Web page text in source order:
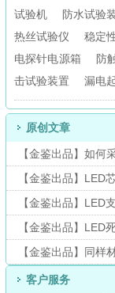
试验机
防水试验
热丝试验仪
稳定
电探针电源箱
防
击试验装置
漏电
原创文章
【金鉴出品】如何
【金鉴出品】LED
客户服务